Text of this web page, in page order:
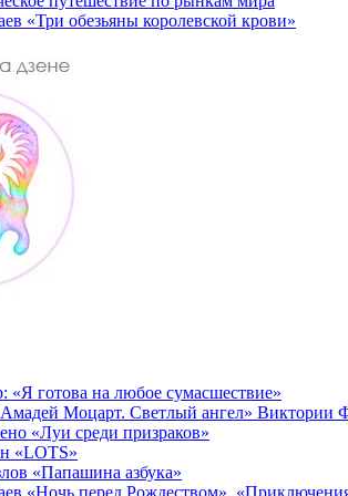
«Три обезьяны королевской крови»
«Я готова на любое сумасшествие»
Моцарт. Светлый ангел» Виктории
«Луи среди призраков»
«LOTS»
«Папашина азбука»
«Ночь перед Рождеством»,